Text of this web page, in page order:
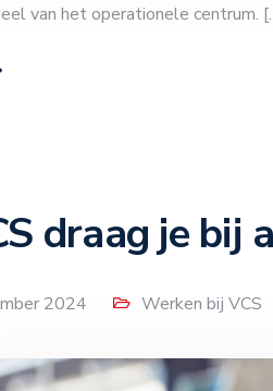
van het operationele centrum.
draag je bij
2024 Werken bij VCS